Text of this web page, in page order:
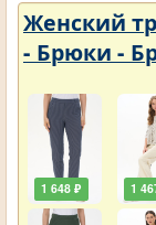
Женский
- Брюки -
1 648 ₽ 1